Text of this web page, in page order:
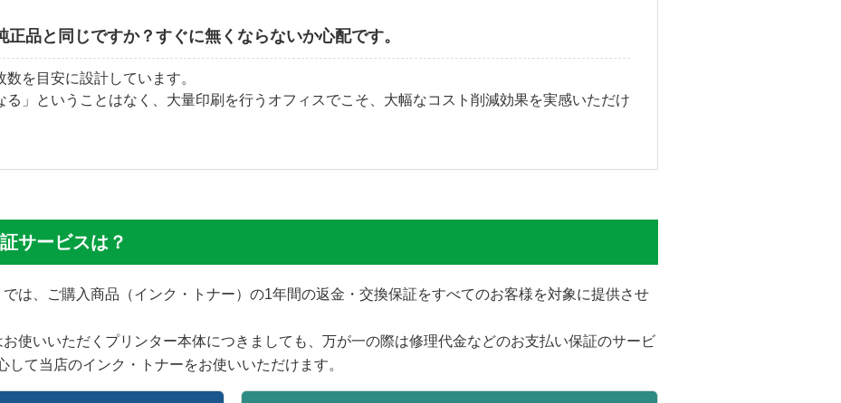
正品と同じですか？すぐに無くならないか心配です。
を目安に設計しています。
る」ということはなく、大量印刷を行うオフィスでこそ、大幅なコスト削減効果を実感いただけ
サービスは？
は、ご購入商品（インク・トナー）の1年間の返金・交換保証をすべてのお客様を対象に提供させ
使いいただくプリンター本体につきましても、万が一の際は修理代金などのお支払い保証のサービ
して当店のインク・トナーをお使いいただけます。